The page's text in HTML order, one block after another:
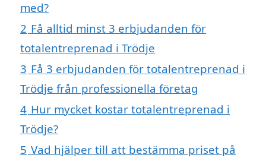
med?
2 Få alltid minst 3 erbjudanden för
totalentreprenad i Trödje
3 Få 3 erbjudanden för totalentreprenad i
Trödje från professionella företag
4 Hur mycket kostar totalentreprenad i
Trödje?
5 Vad hjälper till att bestämma priset på